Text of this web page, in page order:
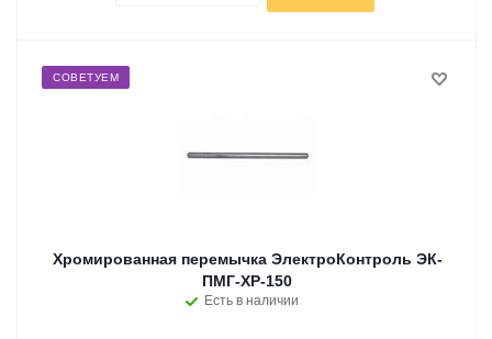
СОВЕТУЕМ
Хромированная перемычка ЭлектроКонтроль ЭК-
ПМГ-ХР-150
Есть в наличии